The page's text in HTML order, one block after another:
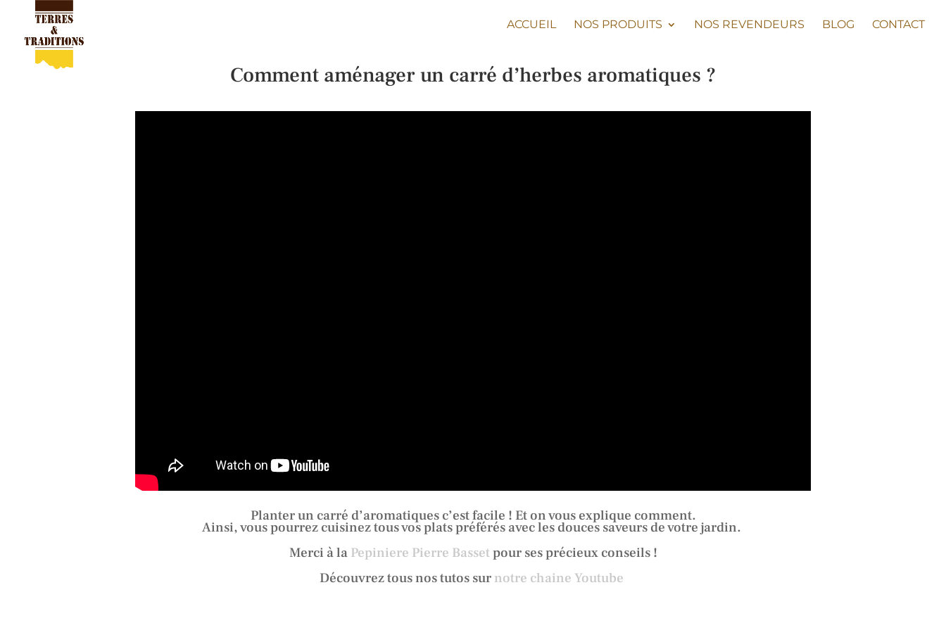
ACCUEIL NOS PRODUITS NOS REVENDEURS BLOG CONTACT
Comment aménager un carré d’herbes aromatiques ?
Planter un carré d’aromatiques c’est facile ! Et on vous explique comment.
Ainsi, vous pourrez cuisinez tous vos plats préférés avec les douces saveurs de votre jardin.
Merci à la Pepiniere Pierre Bassetpour ses précieux conseils !
Découvrez tous nos tutos sur notre chaine Youtube